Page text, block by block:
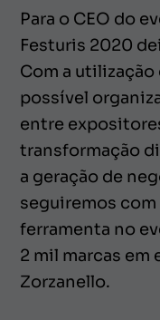
Para o CEO do
Festuris 2020
Com a
possível
entre
transformação
a geração de
seguiremos
ferramenta no
2 mil marcas em
Zorzanello.